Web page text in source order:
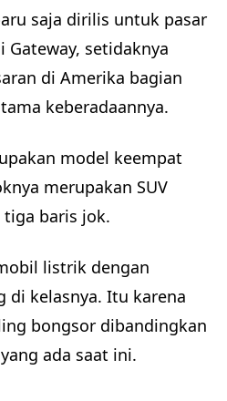
saja dirilis untuk pasar
Gateway, setidaknya
di Amerika bagian
keberadaannya.
model keempat
merupakan SUV
tiga baris jok.
listrik dengan
di kelasnya. Itu karena
bongsor dibandingkan
ada saat ini.